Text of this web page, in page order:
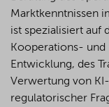
Marktkenntnissen
ist spezialisiert auf
Kooperations- und
Entwicklung, des
Verwertung von
regulatorischer